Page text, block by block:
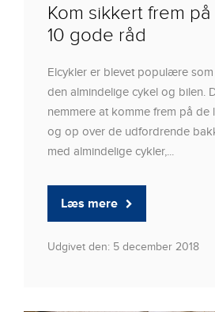
Kom sikkert frem
10 gode råd
Elcykler er blevet populære
den almindelige cykel og bilen.
nemmere at komme frem på de
og op over de udfordrende
med almindelige cykler,...
Læs mere
Udgivet den: 5 december 2018